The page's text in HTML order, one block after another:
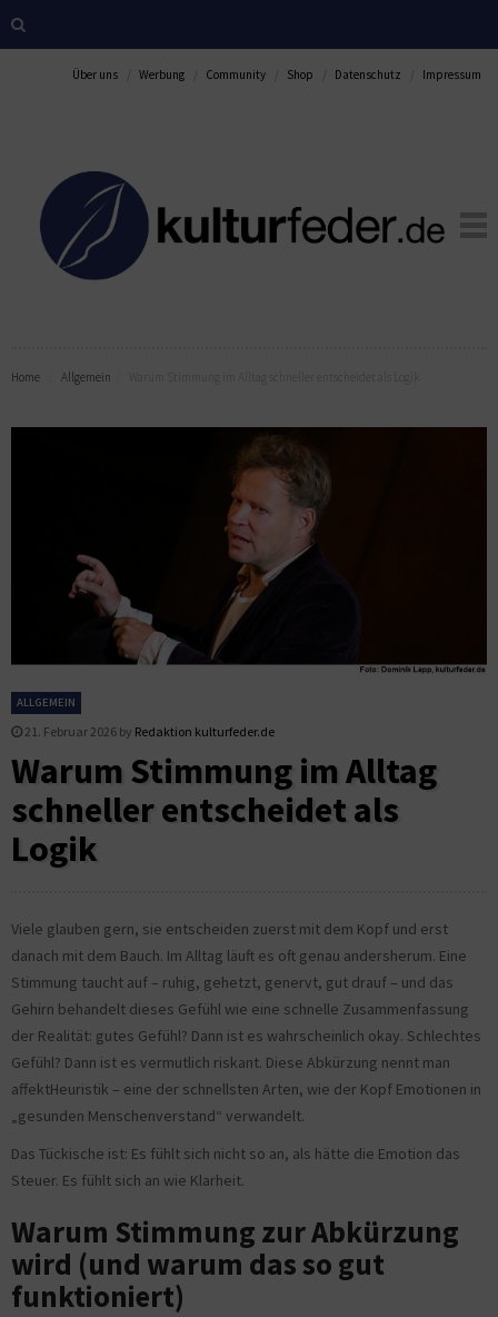
Über uns Werbung Community Shop Datenschutz Impressum
Home Allgemein
ALLGEMEIN
21. Februar 2026 by Redaktion kulturfeder.de
Warum Stimmung im Alltag
schneller entscheidet als
Logik
Viele glauben gern, sie entscheiden zuerst mit dem Kopf und erst
danach mit dem Bauch. Im Alltag läuft es oft genau andersherum. Eine
Stimmung taucht auf – ruhig, gehetzt, genervt, gut drauf – und das
Gehirn behandelt dieses Gefühl wie eine schnelle Zusammenfassung
der Realität: gutes Gefühl? Dann ist es wahrscheinlich okay. Schlechtes
Gefühl? Dann ist es vermutlich riskant. Diese Abkürzung nennt man
affektHeuristik – eine der schnellsten Arten, wie der Kopf Emotionen in
„gesunden Menschenverstand“ verwandelt.
Das Tückische ist: Es fühlt sich nicht so an, als hätte die Emotion das
Steuer. Es fühlt sich an wie Klarheit.
Warum Stimmung zur Abkürzung
wird (und warum das so gut
funktioniert)